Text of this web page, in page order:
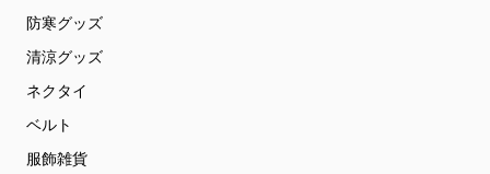
防寒グッズ
清涼グッズ
ネクタイ
ベルト
服飾雑貨